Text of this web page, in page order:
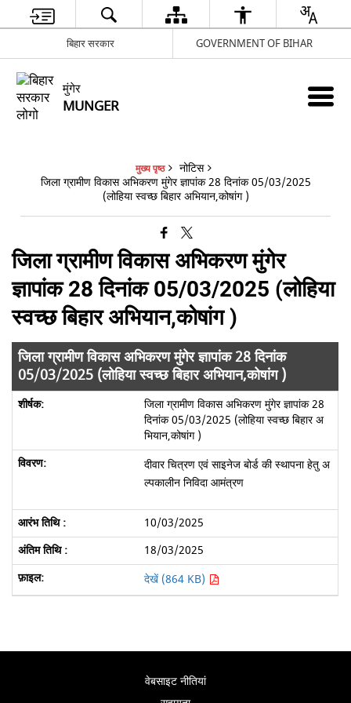
बिहार सरकार GOVERNMENT OF BIHAR
मुंगेर
MUNGER
मुख्य पृष्ठ
नोटिस
जिला ग्रामीण विकास अभिकरण मुंगेर ज्ञापांक 28 दिनांक 05/03/2025
(लोहिया स्वच्छ बिहार अभियान,कोषांग )
जिला ग्रामीण विकास अभिकरण मुंगेर
ज्ञापांक 28 दिनांक 05/03/2025 (लोहिया
स्वच्छ बिहार अभियान,कोषांग )
जिला ग्रामीण विकास अभिकरण मुंगेर ज्ञापांक 28 दिनांक
05/03/2025 (लोहिया स्वच्छ बिहार अभियान,कोषांग )
जिला ग्रामीण विकास अभिकरण मुंगेर ज्ञापांक 28
दिनांक 05/03/2025 (लोहिया स्वच्छ बिहार अ
भियान,कोषांग )
दीवार चित्रण एवं साइनेज बोर्ड की स्थापना हेतु अ
ल्पकालीन निविदा आमंत्रण
10/03/2025
18/03/2025
देखें (864 KB)
वेबसाइट नीतियां